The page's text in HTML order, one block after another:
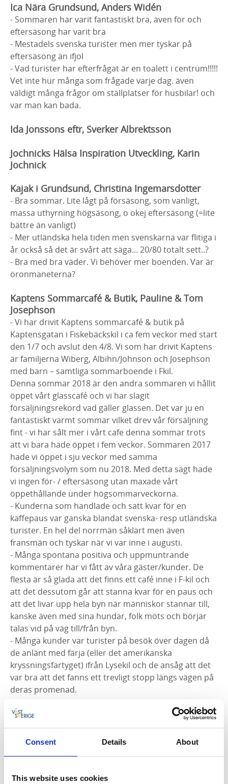
Consent Details About
This website uses cookies
Ica Nära Grundsund, Anders Widén
- Sommaren har varit fantastiskt bra, även för och
eftersäsong har varit bra
- Mestadels svenska turister men mer tyskar på
eftersäsong än ifjol
- Vad turister har efterfrågat är en toalett i centrum!!!!!
Vet inte hur många som frågade varje dag. även
väldigt många frågor om ställplatser för husbilar! och
var man kan bada.
Ida Jonssons eftr, Sverker Albrektsson
Jochnicks Hälsa Inspiration Utveckling, Karin
Jochnick
Kajak i Grundsund, Christina Ingemarsdotter
- Bra sommar. Lite lågt på försäsong, som vanligt,
massa uthyrning högsäsong, o okej eftersäsong (=lite
bättre än vanligt)
- Mer utländska hela tiden men svenskarna var flitiga i
år också så det är svårt att säga... 20/80 totalt sett..?
- Bra med bra väder. Vi behöver mer boenden. Var är
öronmaneterna?
Kaptens Sommarcafé & Butik, Pauline & Tom
Josephson
- Vi har drivit Kaptens sommarcafé & butik på
Kaptensgatan i Fiskebäckskil i ca fem veckor med start
den 1/7 och avslut den 4/8. Vi som har drivit Kaptens
är familjerna Wiberg, Albihn/Johnson och Josephson
med barn – samtliga sommarboende i Fkil.
Denna sommar 2018 är den andra sommaren vi hållit
öppet vårt glasscafé och vi har slagit
försäljningsrekord vad gäller glassen. Det var ju en
fantastiskt varmt sommar vilket drev vår försäljning
fint - vi har sålt mer i vårt cafe denna sommar trots
att vi bara hade öppet i fem veckor. Sommaren 2017
hade vi öppet i sju veckor med samma
försäljningsvolym som nu 2018. Med detta sagt hade
vi ingen för- / eftersäsong utan maxade vårt
öppethållande under högsommarveckorna.
- Kunderna som handlade och satt kvar för en
kaffepaus var ganska blandat svenska- resp utländska
turister. En hel del norrmän såklart men även
fransmän och tyskar när vi var inne i augusti.
- Många spontana positiva och uppmuntrande
kommentarer har vi fått av våra gäster/kunder. De
flesta är så glada att det finns ett café inne i F-kil och
att det dessutom går att stanna kvar för en paus och
att det livar upp hela byn när människor stannar till,
kanske även med sina hundar, folk möts och börjar
talas vid på väg till/från byn.
- Många kunder var turister på besök över dagen då
de anlänt med färja (eller det amerikanska
kryssningsfartyget) ifrån Lysekil och de ansåg att det
var bra att det fanns ett trevligt stopp längs vägen på
deras promenad.
Krögens Fisk & Krog, Janne Olofsson och Regina
Cederfeldt
- Vi hade ingen försäsong, eftersom tillstånden kom
när väl verksamheten kom igång, har vi haft en riktigt